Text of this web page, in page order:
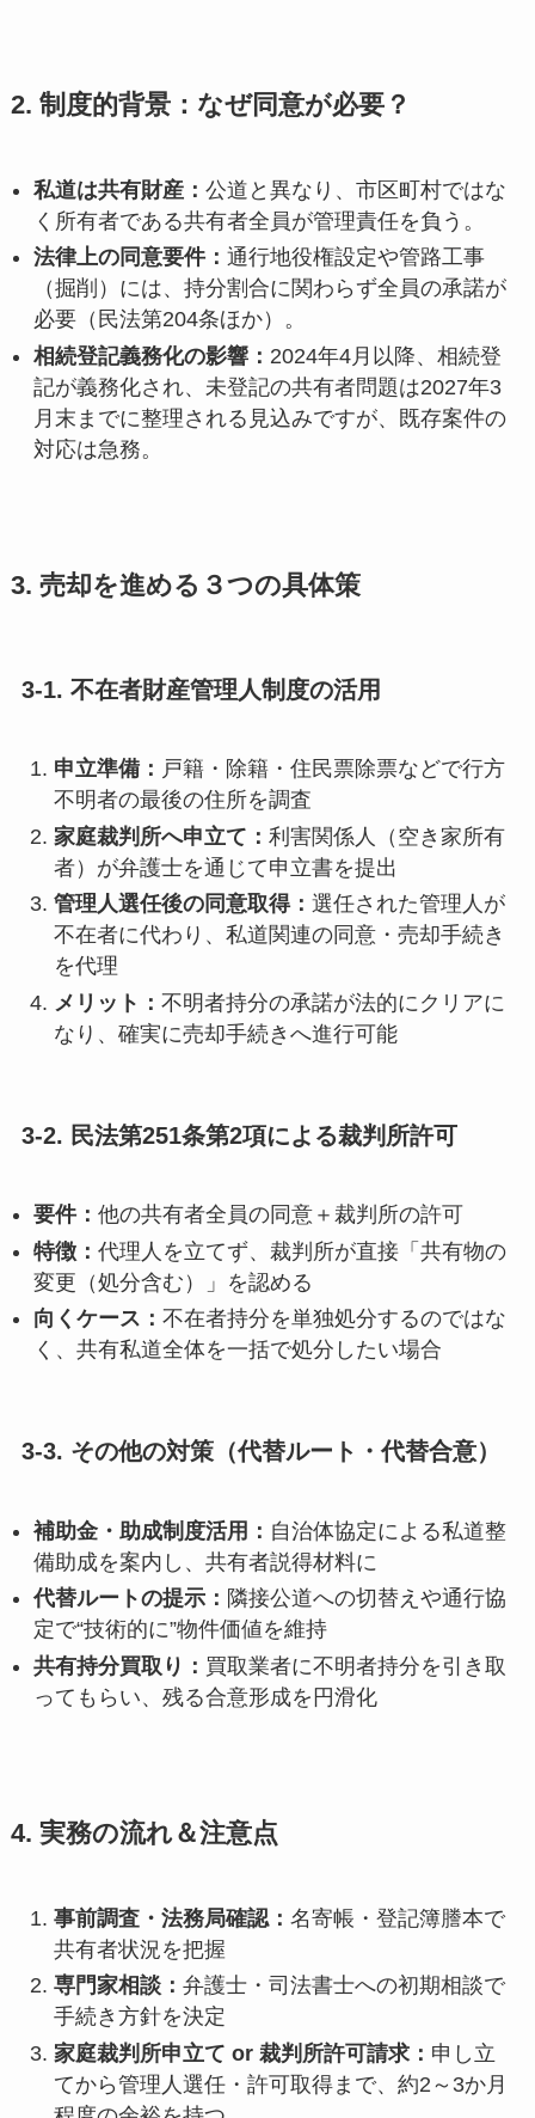
2. 制度的背景：なぜ同意が必要？
私道は共有財産： 公道と異なり、市区町村ではな
く所有者である共有者全員が管理責任を負う。
法律上の同意要件： 通行地役権設定や管路工事
（掘削）には、持分割合に関わらず全員の承諾が
必要（民法第204条ほか）。
相続登記義務化の影響： 2024年4月以降、相続登
記が義務化され、未登記の共有者問題は2027年3
月末までに整理される見込みですが、既存案件の
対応は急務。
3. 売却を進める３つの具体策
3-1. 不在者財産管理人制度の活用
申立準備： 戸籍・除籍・住民票除票などで行方
不明者の最後の住所を調査
家庭裁判所へ申立て： 利害関係人（空き家所有
者）が弁護士を通じて申立書を提出
管理人選任後の同意取得： 選任された管理人が
不在者に代わり、私道関連の同意・売却手続き
を代理
メリット： 不明者持分の承諾が法的にクリアに
なり、確実に売却手続きへ進行可能
3-2. 民法第251条第2項による裁判所許可
要件： 他の共有者全員の同意＋裁判所の許可
特徴： 代理人を立てず、裁判所が直接「共有物の
変更（処分含む）」を認める
向くケース： 不在者持分を単独処分するのではな
く、共有私道全体を一括で処分したい場合
3-3. その他の対策（代替ルート・代替合意）
補助金・助成制度活用： 自治体協定による私道整
備助成を案内し、共有者説得材料に
代替ルートの提示： 隣接公道への切替えや通行協
定で“技術的に”物件価値を維持
共有持分買取り： 買取業者に不明者持分を引き取
ってもらい、残る合意形成を円滑化
4. 実務の流れ＆注意点
事前調査・法務局確認： 名寄帳・登記簿謄本で
共有者状況を把握
専門家相談： 弁護士・司法書士への初期相談で
手続き方針を決定
家庭裁判所申立て or 裁判所許可請求： 申し立
てから管理人選任・許可取得まで、約2～3か月